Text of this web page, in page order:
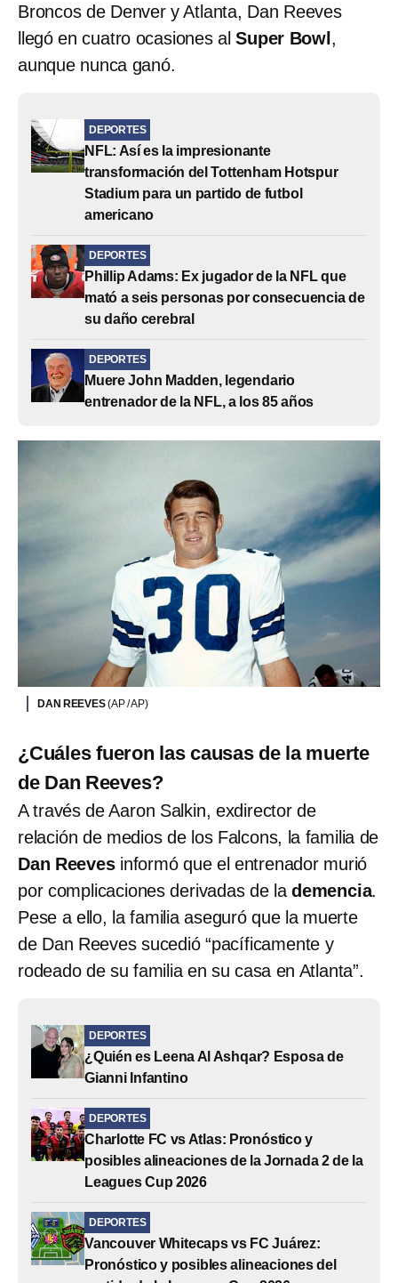
Broncos de Denver y Atlanta, Dan Reeves
llegó en cuatro ocasiones alSuper Bowl ,
aunque nunca ganó.
DEPORTES
NFL: Así es la impresionante
transformación del Tottenham Hotspur
Stadium para un partido de futbol
americano
DEPORTES
Phillip Adams: Ex jugador de la NFL que
mató a seis personas por consecuencia de
su daño cerebral
DEPORTES
Muere John Madden, legendario
entrenador de la NFL, a los 85 años
DAN REEVES(AP / AP)
¿Cuáles fueron las causas de la muerte
de Dan Reeves?
A través de Aaron Salkin, exdirector de
relación de medios de los Falcons, la familia de
Dan Reevesinformó que el entrenador murió
por complicaciones derivadas de la demencia.
Pese a ello, la familia aseguró que la muerte
de Dan Reeves sucedió “pacíficamente y
rodeado de su familia en su casa en Atlanta”.
DEPORTES
¿Quién es Leena Al Ashqar? Esposa de
Gianni Infantino
DEPORTES
Charlotte FC vs Atlas: Pronóstico y
posibles alineaciones de la Jornada 2 de la
Leagues Cup 2026
DEPORTES
Vancouver Whitecaps vs FC Juárez:
Pronóstico y posibles alineaciones del